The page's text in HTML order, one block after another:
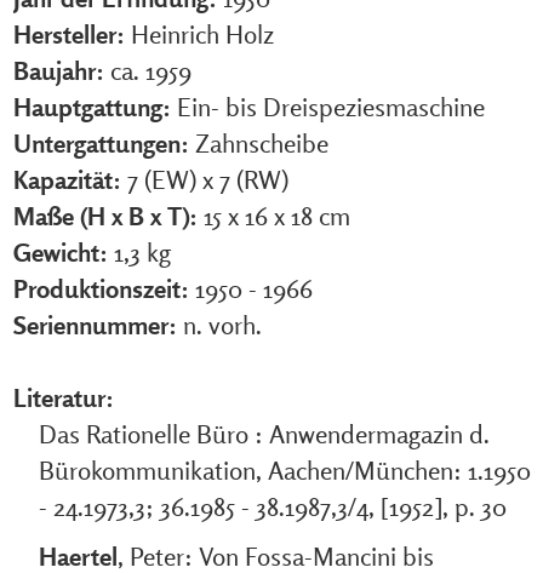
Hersteller: Heinrich Holz
Baujahr: ca. 1959
Hauptgattung: Ein- bis Dreispeziesmaschine
Untergattungen: Zahnscheibe
Kapazität: 7 (EW) x 7 (RW)
Maße (H x B x T): 15 x 16 x 18 cm
Gewicht: 1,3 kg
Produktionszeit: 1950 - 1966
Seriennummer: n. vorh.
Literatur:
Das Rationelle Büro : Anwendermagazin d.
Bürokommunikation, Aachen/München: 1.1950
- 24.1973,3; 36.1985 - 38.1987,3/4, [1952], p. 30
Haertel, Peter: Von Fossa-Mancini bis